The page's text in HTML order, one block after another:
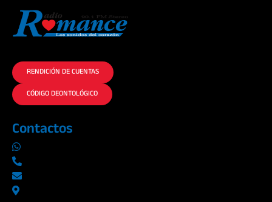
RENDICIÓN DE CUENTAS
CÓDIGO DEONTOLÓGICO
Contactos